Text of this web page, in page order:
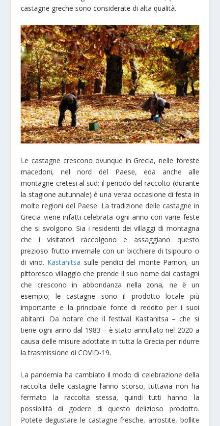
castagne greche sono considerate di alta qualità.
Le castagne crescono ovunque in Grecia, nelle foreste
macedoni, nel nord del Paese, eda anche alle
montagne cretesi al sud; il periodo del raccolto (durante
la stagione autunnale) è una veraa occasione di festa in
molte regioni del Paese. La tradizione delle castagne in
Grecia viene infatti celebrata ogni anno con varie feste
che si svolgono. Sia i residenti dei villaggi di montagna
che i visitatori raccolgono e assaggiano questo
prezioso frutto invernale con un bicchiere di tsipouro o
di vino. Kastanitsa sulle pendici del monte Parnon, un
pittoresco villaggio che prende il suo nome dai castagni
che crescono in abbondanza nella zona, ne è un
esempio; le castagne sono il prodotto locale più
importante e la principale fonte di reddito per i suoi
abitanti. Da notare che il festival Kastanitsa – che si
tiene ogni anno dal 1983 – è stato annullato nel 2020 a
causa delle misure adottate in tutta la Grecia per ridurre
la trasmissione di COVID-19.
La pandemia ha cambiato il modo di celebrazione della
raccolta delle castagne l’anno scorso, tuttavia non ha
fermato la raccolta stessa, quindi tutti hanno la
possibilità di godere di questo delizioso prodotto.
Potete degustare le castagne fresche, arrostite, bollite